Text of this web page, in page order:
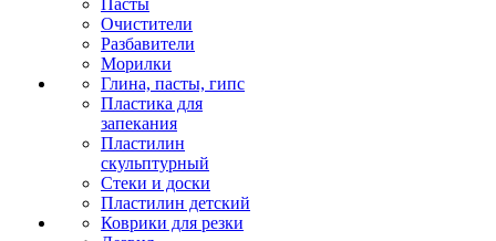
Пасты
Очистители
Разбавители
Морилки
Глина, пасты, гипс
Пластика для
запекания
Пластилин
скульптурный
Стеки и доски
Пластилин детский
Коврики для резки